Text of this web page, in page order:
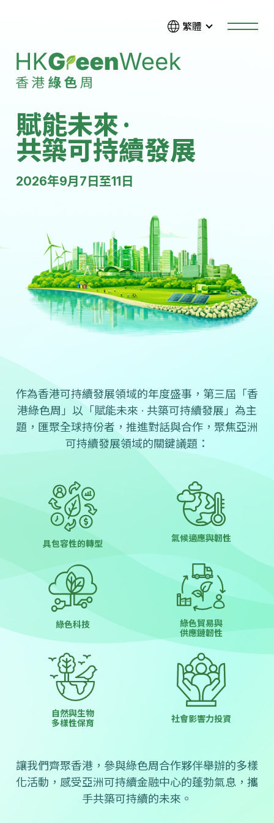
繁體
賦能未來·
共築可持續發展
2026年9月7日至11日
作為香港可持續發展領域的年度盛事，第三屆「香
港綠色周」以「賦能未來 · 共築可持續發展」為主
題，匯聚全球持份者，推進對話與合作，聚焦亞洲
可持續發展領域的關鍵議題：
具包容性的轉型
氣候適應與韌性
綠色科技
綠色貿易與
供應鏈韌性
自然與生物
多樣性保育
社會影響力投資
讓我們齊聚香港，參與綠色周合作夥伴舉辦的多樣
化活動，感受亞洲可持續金融中心的蓬勃氣息，攜
手共築可持續的未來。